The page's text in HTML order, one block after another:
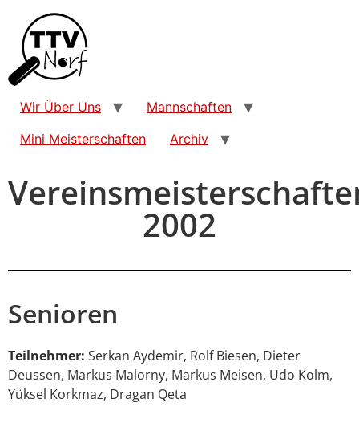
Wir Über Uns
Mannschaften
Mini Meisterschaften
Archiv
2002
Senioren
Teilnehmer: Serkan Aydemir, Rolf Biesen, Dieter
Deussen, Markus Malorny, Markus Meisen, Udo Kolm,
Yüksel Korkmaz, Dragan Qeta